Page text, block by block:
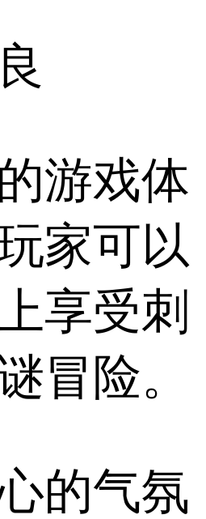
游戏体
家可以
享受刺
冒险。
的气氛